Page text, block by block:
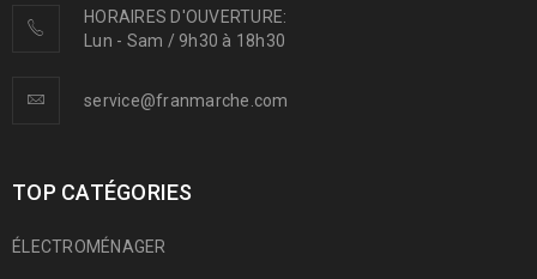
HORAIRES D'OUVERTURE:
Lun - Sam / 9h30 à 18h30
service@franmarche.com
TOP CATÉGORIES
ÉLECTROMÉNAGER